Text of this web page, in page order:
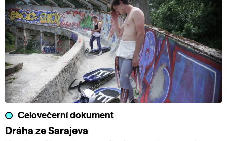
Celovečerní dokument
Dráha ze Sarajeva